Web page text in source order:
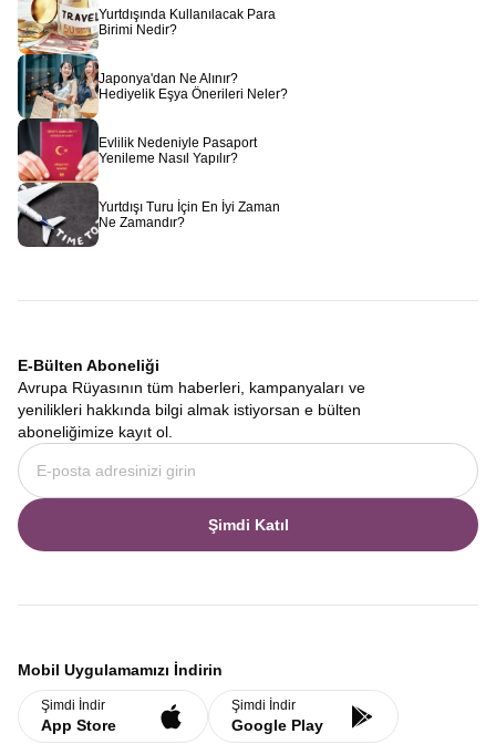
Yurtdışında Kullanılacak Para
Birimi Nedir?
Japonya'dan Ne Alınır?
Hediyelik Eşya Önerileri Neler?
Evlilik Nedeniyle Pasaport
Yenileme Nasıl Yapılır?
Yurtdışı Turu İçin En İyi Zaman
Ne Zamandır?
E-Bülten Aboneliği
Avrupa Rüyasının tüm haberleri, kampanyaları ve
yenilikleri hakkında bilgi almak istiyorsan e bülten
aboneliğimize kayıt ol.
Şimdi Katıl
Mobil Uygulamamızı İndirin
Şimdi İndir
App Store
Şimdi İndir
Google Play